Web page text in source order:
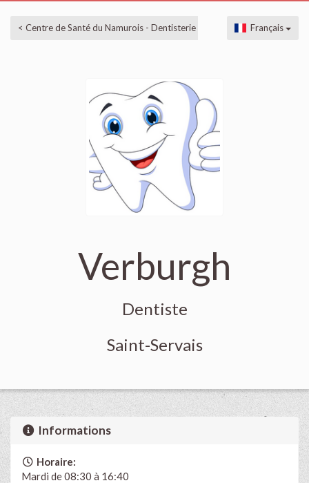
< Centre de Santé du Namurois - Dentisterie Français
Verburgh
Dentiste
Saint-Servais
Informations
Horaire:
Mardi de 08:30 à 16:40